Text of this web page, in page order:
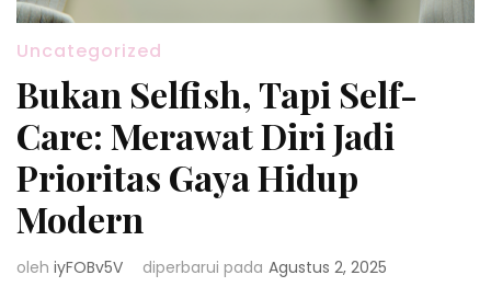
Uncategorized
Bukan Selfish, Tapi Self-
Care: Merawat Diri Jadi
Prioritas Gaya Hidup
Modern
oleh iyFOBv5V diperbarui pada Agustus 2, 2025